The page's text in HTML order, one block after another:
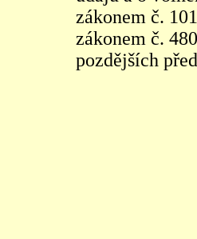
zákonem č.
zákonem č.
pozdějších